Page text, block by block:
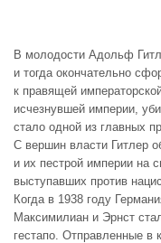
В молодости Адольф
и тогда окончательно
к правящей
исчезнувшей империи,
стало одной из главных
С вершин власти Гитлер
и их пестрой империи на
выступавших против
Когда в 1938 году
Максимилиан и Эрнст
гестапо. Отправленные в